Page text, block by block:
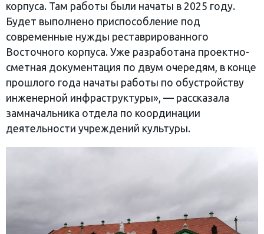
корпуса. Там работы были начаты в 2025 году.
Будет выполнено приспособление под
современные нужды реставрированного
Восточного корпуса. Уже разработана проектно-
сметная документация по двум очередям, в конце
прошлого года начаты работы по обустройству
инженерной инфраструктуры», — рассказала
замначальника отдела по координации
деятельности учреждений культуры.